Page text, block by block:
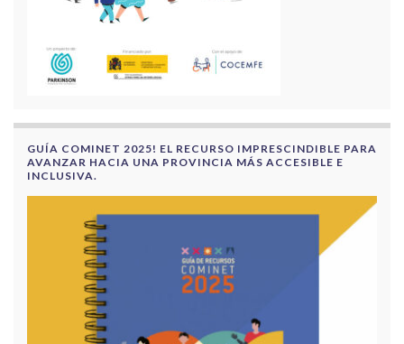
GUÍA COMINET 2025! EL RECURSO IMPRESCINDIBLE PARA
AVANZAR HACIA UNA PROVINCIA MÁS ACCESIBLE E
INCLUSIVA.